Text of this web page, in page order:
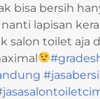
bisa bersih
lapisan
salon toilet aja